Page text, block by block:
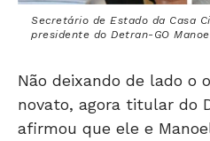
Secretário de Estado da Casa
presidente do Detran-GO
Não deixando de lado o
novato, agora titular do
afirmou que ele e